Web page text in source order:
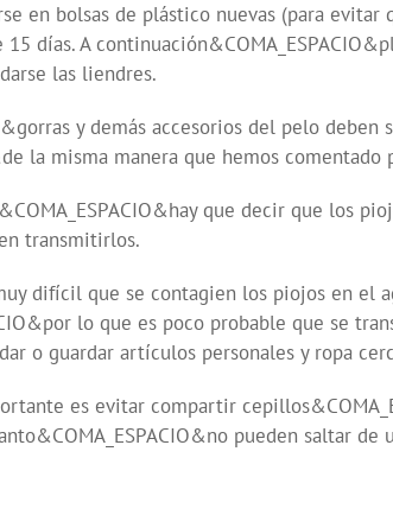
en bolsas de plástico nuevas (para
días. A
las liendres.
y demás accesorios del pelo
la misma manera que hemos comentado
que decir que los
transmitirlos.
difícil que se contagien los piojos en el
lo que es poco probable que se
o guardar artículos personales y ropa
es evitar compartir
pueden saltar de